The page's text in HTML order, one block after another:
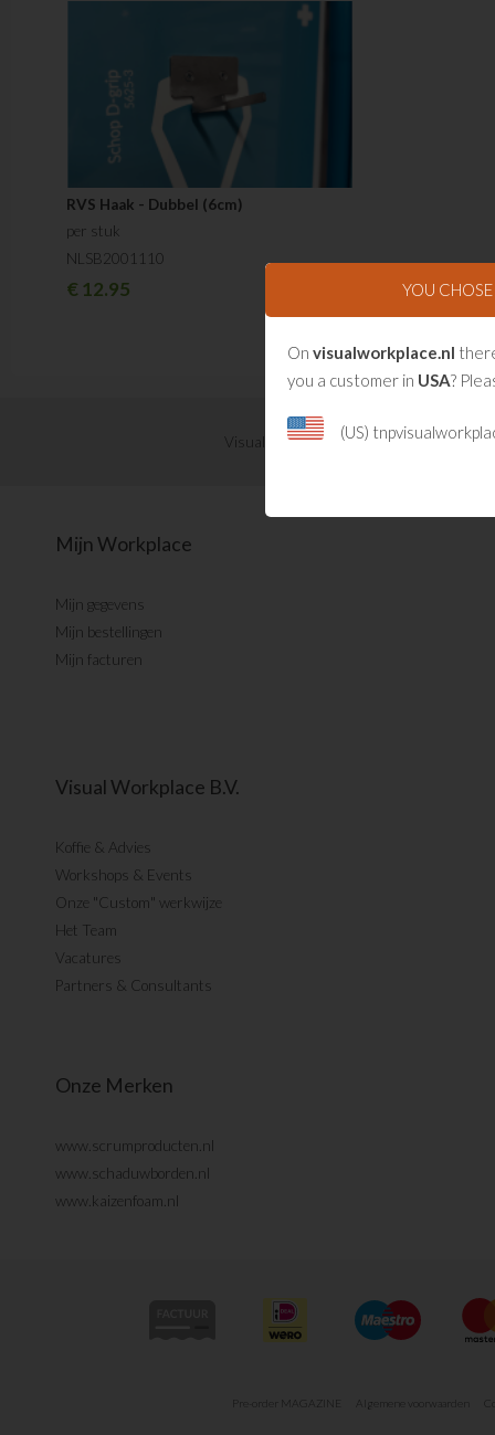
RVS Haak - Dubbel (6cm)
per stuk
NLSB2001110
€12.95
Visual Management updates ontvangen?
Mijn Workplace
Mijn gegevens
Mijn bestellingen
Mijn facturen
Visual Workplace B.V.
Koffie & Advies
Workshops & Events
Onze "Custom" werkwijze
Het Team
Vacatures
Partners & Consultants
Onze Merken
www.scrumproducten.nl
www.schaduwborden.nl
www.kaizenfoam.nl
Pre-order MAGAZINE Algemene voorwaarden
YOU CHOSE
On visualworkplace.nl
you a customer in USA?
(US)